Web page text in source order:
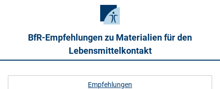
BfR-Empfehlungen zu Materialien für den
Lebensmittelkontakt
Empfehlungen